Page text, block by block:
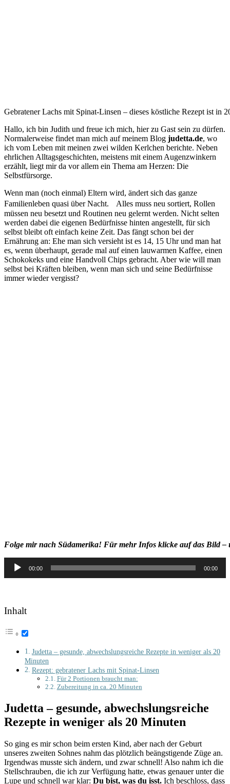
Gebratener Lachs mit Spinat-Linsen – dieses köstliche Rezept ist in
Hallo, ich bin Judith und freue ich mich, hier zu Gast sein zu dürfen.
Normalerweise findet man mich auf meinem Blog judetta.de, wo
ich vom Leben mit meinen zwei wilden Kerlchen berichte. Neben
ehrlichen Alltagsgeschichten, meistens mit einem Augenzwinkern
erzählt, liegt mir da vor allem ein Thema am Herzen: Die
Selbstfürsorge.
Wenn man (noch einmal) Eltern wird, ändert sich das ganze
Familienleben quasi über Nacht. Alles muss neu sortiert, Rollen
müssen neu besetzt und Routinen neu gelernt werden. Nicht selten
werden dabei die eigenen Bedürfnisse hinten angestellt, für sich
selbst bleibt oft einfach keine Zeit. Das fängt schon bei der
Ernährung an: Ehe man sich versieht ist es 14, 15 Uhr und man hat
es, wenn überhaupt, gerade mal auf einen lauwarmen Kaffee, einen
Schokokeks und eine Handvoll Chips gebracht. Aber wie will man
selbst bei Kräften bleiben, wenn man sich und seine Bedürfnisse
immer wieder vergisst?
Folge mir nach Südamerika! Für mehr Infos klicke auf das Bild –
Audio-
Player
00:00 00:00
Inhalt
Judetta – gesunde, abwechslungsreiche Rezepte in weniger als 20
Minuten
Rezept: gebratener Lachs mit Spinat-Linsen
Für 2 Portionen braucht man:
Zubereitung in ca. 20 Minuten
Judetta – gesunde, abwechslungsreiche
Rezepte in weniger als 20 Minuten
So ging es mir schon beim ersten Kind, aber nach der Geburt
unseres zweiten Sohnes nahm das plötzlich beängstigende Züge an.
Irgendwas musste sich ändern, und zwar schnell! Also nahm ich die
Stellschrauben, die ich zur Verfügung hatte, etwas genauer unter die
Lupe und schnell war klar: Du bist, was du isst. Ich beschloss, dass